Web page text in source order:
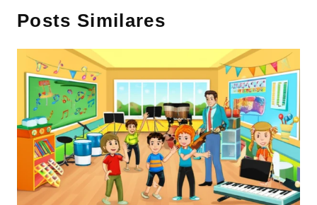
Posts Similares